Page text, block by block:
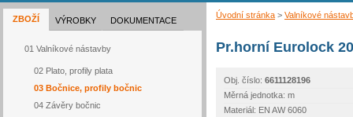
ZBOŽÍ
01 Valníkové nástavby
02 Plato, profily plata
03 Bočnice, profily bočnic
04 Závěry bočnic
VÝROBKY DOKUMENTACE
Úvodní stránka > Valníkové
Pr.horní Eurolock
Obj. číslo: 6611128196
Měrná jednotka: m
Materiál: EN AW 6060